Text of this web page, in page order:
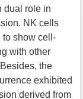
dual role in
NK cells
to show cell-
with other
the
exhibited
derived from